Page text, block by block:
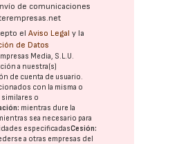
de comunicaciones
elAviso Legal y la
de Datos
Media, S.L.U.
a nuestra(s)
de cuenta de usuario.
con la misma o
o
mientras dure la
sea necesario para
especificadasCesión:
a otras empresas del